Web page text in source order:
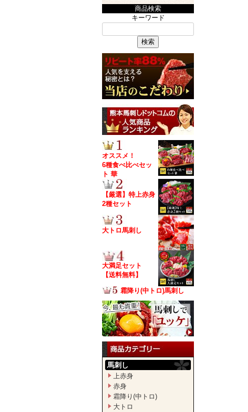
商品検索
キーワード
検索
オススメ！
6種食べ比べセッ
ト 華
【厳選】特上赤身
2種セット
大トロ馬刺し
大満足セット
【送料無料】
霜降り(中トロ)馬刺し
馬刺し
上赤身
赤身
霜降り(中トロ)
大トロ